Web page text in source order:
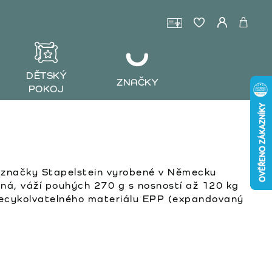
DĚTSKÝ
POKOJ
ZNAČKY
Stapelstein vyrobené v Německu
váží pouhých 270 g s nosností až 120 kg
materiálu EPP (expandovaný